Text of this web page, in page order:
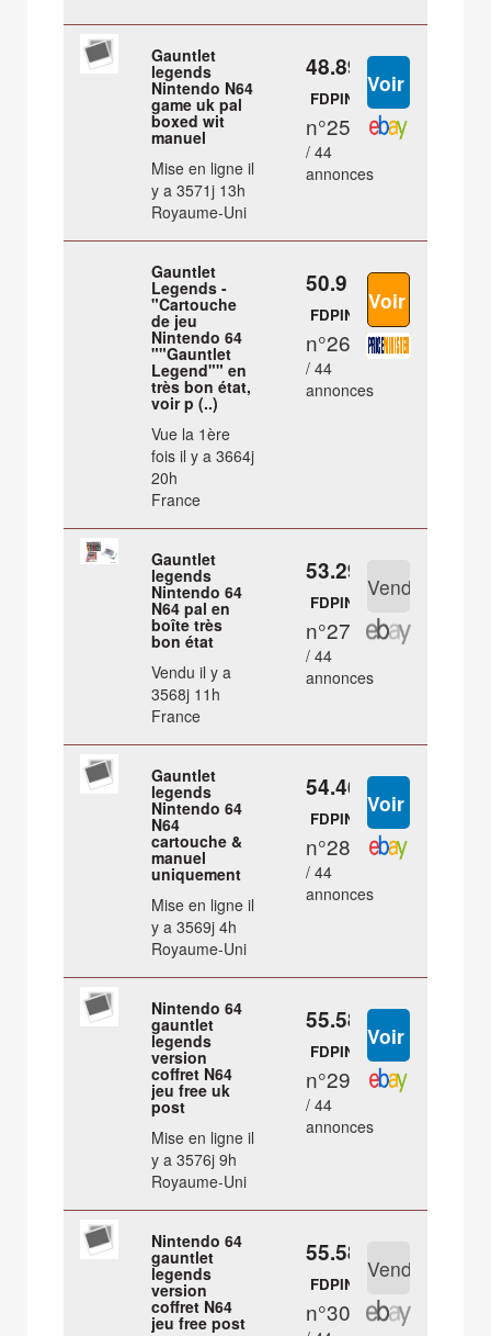
Gauntlet
legends
Nintendo N64
game uk pal
boxed wit
manuel
Mise en ligne il
y a 3571j 13h
Royaume-Uni
48.89 €
FDPIN
n°25
/ 44
annonces
Gauntlet
Legends -
"Cartouche
de jeu
Nintendo 64
""Gauntlet
Legend"" en
très bon état,
voir p (..)
Vue la 1ère
fois il y a 3664j
20h
France
50.9 €
FDPIN
n°26
/ 44
annonces
Gauntlet
legends
Nintendo 64
N64 pal en
boîte très
bon état
Vendu il y a
3568j 11h
France
53.29 €
FDPIN
n°27
/ 44
annonces
Gauntlet
legends
Nintendo 64
N64
cartouche &
manuel
uniquement
Mise en ligne il
y a 3569j 4h
Royaume-Uni
54.46 €
FDPIN
n°28
/ 44
annonces
Nintendo 64
gauntlet
legends
version
coffret N64
jeu free uk
post
Mise en ligne il
y a 3576j 9h
Royaume-Uni
55.58 €
FDPIN
n°29
/ 44
annonces
Nintendo 64
gauntlet
legends
version
coffret N64
jeu free post
55.58 €
FDPIN
n°30